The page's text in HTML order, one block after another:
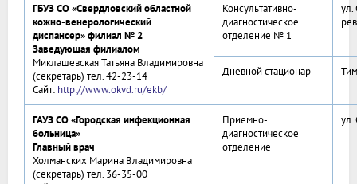
ГБУЗ СО «Свердловский областной
кожно-венерологический
диспансер» филиал № 2
Заведующая филиалом
Миклашевская Татьяна Владимировна
(секретарь) тел. 42-23-14
Сайт: http://www.okvd.ru/ekb/
Консультативно-
диагностическое
отделение № 1
ул.
Дневной стационар
ГАУЗ СО «Городская инфекционная
больница»
Главный врач
Холманских Марина Владимировна
(секретарь) тел. 36-35-00
Приемно-
диагностическое
отделение
ул.